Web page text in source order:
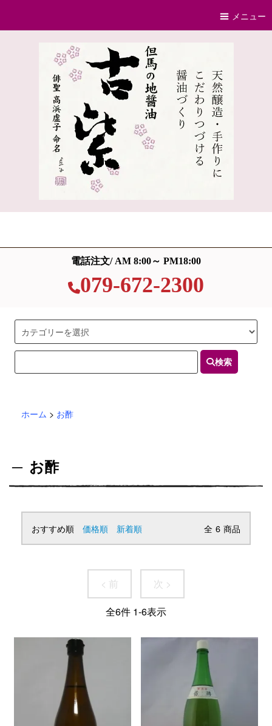
メニュー
電話注文/ AM 8:00～ PM18:00
079-672-2300
検索
ホーム > お酢
お酢
おすすめ順 価格順 新着順 全 6 商品
< 前
次 >
全6件 1-6表示